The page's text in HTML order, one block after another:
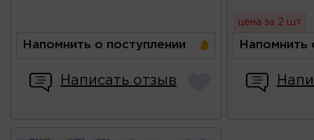
Напомнить о поступлении
Написать отзыв
цена за 2 шт
Напомнить